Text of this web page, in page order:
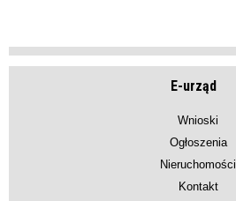
E-urząd
Wnioski
Ogłoszenia
Nieruchomości
Kontakt